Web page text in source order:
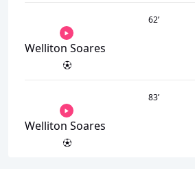
62’
Welliton Soares
83’
Welliton Soares